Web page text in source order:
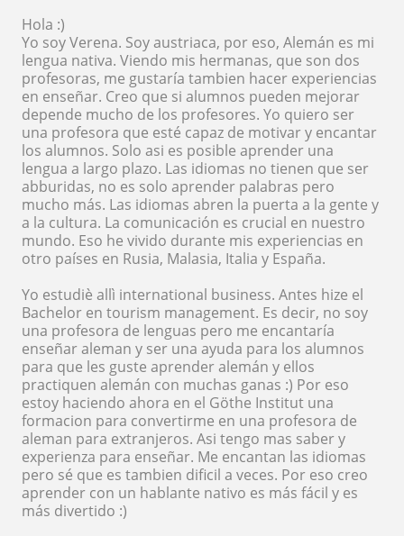
Hola :)
Yo soy Verena. Soy austriaca, por eso, Alemán es mi
lengua nativa. Viendo mis hermanas, que son dos
profesoras, me gustaría tambien hacer experiencias
en enseñar. Creo que si alumnos pueden mejorar
depende mucho de los profesores. Yo quiero ser
una profesora que esté capaz de motivar y encantar
los alumnos. Solo asi es posible aprender una
lengua a largo plazo. Las idiomas no tienen que ser
abburidas, no es solo aprender palabras pero
mucho más. Las idiomas abren la puerta a la gente y
a la cultura. La comunicación es crucial en nuestro
mundo. Eso he vivido durante mis experiencias en
otro países en Rusia, Malasia, Italia y España.
Yo estudiè allì international business. Antes hize el
Bachelor en tourism management. Es decir, no soy
una profesora de lenguas pero me encantaría
enseñar aleman y ser una ayuda para los alumnos
para que les guste aprender alemán y ellos
practiquen alemán con muchas ganas :) Por eso
estoy haciendo ahora en el Göthe Institut una
formacion para convertirme en una profesora de
aleman para extranjeros. Asi tengo mas saber y
experienza para enseñar. Me encantan las idiomas
pero sé que es tambien dificil a veces. Por eso creo
aprender con un hablante nativo es más fácil y es
más divertido :)